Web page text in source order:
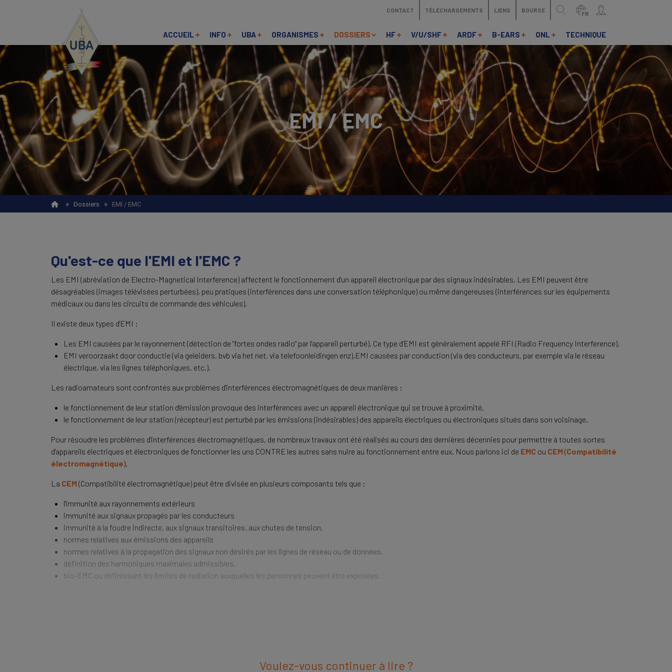
CONTACT TÉLÉCHARGEMENTS LIENS BOURSE FR
ACCUEIL INFO UBA ORGANISMES DOSSIERS HF V/U/SHF ARDF B-EARS ONL TECHNIQUE
Recherche
EMI / EMC
» Dossiers » EMI / EMC
Qu'est-ce que l'EMI et l'EMC ?
Les EMI (abréviation de Electro-Magnetical Interference) affectent le fonctionnement d'un appareil électronique par des signaux indésirables. Les EMI peuvent être
désagréables (images télévisées perturbées), peu pratiques (interférences dans une conversation téléphonique) ou même dangereuses (interférences sur les équipements
médicaux ou dans les circuits de commande des véhicules).
Il existe deux types d'EMI :
Les EMI causées par le rayonnement (détection de "fortes ondes radio" par l'appareil perturbé). Ce type d'EMI est généralement appelé RFI (Radio Frequency Interference).
EMI veroorzaakt door conductie (via geleiders, bvb via het net, via telefoonleidingen enz).EMI causées par conduction (via des conducteurs, par exemple via le réseau
électrique, via les lignes téléphoniques, etc.).
Les radioamateurs sont confrontés aux problèmes d'interférences électromagnétiques de deux manières :
le fonctionnement de leur station d'émission provoque des interférences avec un appareil électronique qui se trouve à proximité.
le fonctionnement de leur station (récepteur) est perturbé par les émissions (indésirables) des appareils électriques ou électroniques situés dans son voisinage.
Pour résoudre les problèmes d'interférences électromagnétiques, de nombreux travaux ont été réalisés au cours des dernières décennies pour permettre à toutes sortes
d'appareils électriques et électroniques de fonctionner les uns CONTRE les autres sans nuire au fonctionnement entre eux. Nous parlons ici de EMC ou CEM(Compatibilité
électromagnétique).
La CEM(Compatibilité électromagnétique) peut être divisée en plusieurs composants tels que :
l'immunité aux rayonnements extérieurs
immunité aux signaux propagés par les conducteurs
immunité à la foudre indirecte, aux signaux transitoires, aux chutes de tension,
normes relatives aux émissions des appareils
normes relatives à la propagation des signaux non désirés par les lignes de réseau ou de données,
définition des harmoniques maximales admissibles,
bio-EMC ou définissant les limites de radiation auxquelles les personnes peuvent être exposées.
Voulez-vous continuer à lire ?